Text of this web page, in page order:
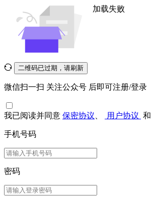
加载失败
二维码已过期，请刷新
微信扫一扫 关注公众号 后即可注册/登录
我已阅读并同意 保密协议 用户协议 和
手机号码
密码